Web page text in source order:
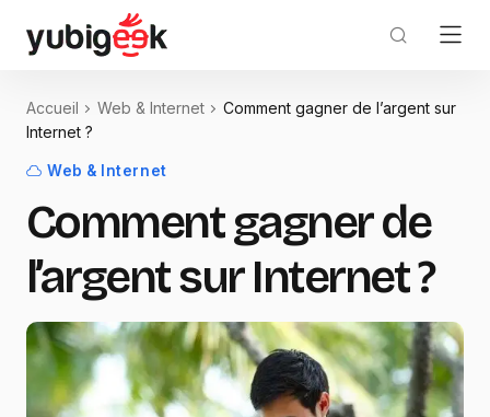
Accueil Web & Internet
Comment gagner de l’argent sur
Internet ?
Web & Internet
Comment gagner de
l’argent sur Internet ?